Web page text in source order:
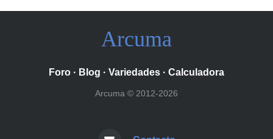
Arcuma
Foro · Blog · Variedades · Calculadora
Arcuma © 2012-2026